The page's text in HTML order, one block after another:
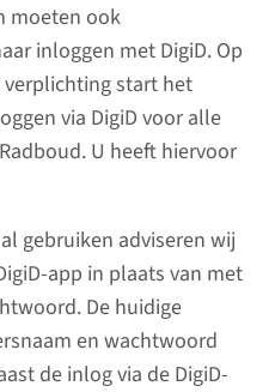
moeten ook
inloggen met DigiD. Op
start het
via DigiD voor alle
U heeft hiervoor
gebruiken adviseren wij
app in plaats van met
De huidige
en wachtwoord
de inlog via de DigiD-
kunt u in een
omgeving uw